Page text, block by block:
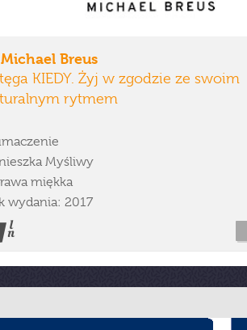
Breus
KIEDY. Żyj w zgodzie ze swoim
rytmem
Myśliwy
miękka
wydania: 2017